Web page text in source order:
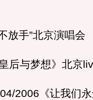
手”北京演唱会
与梦想》北京
《让我们永